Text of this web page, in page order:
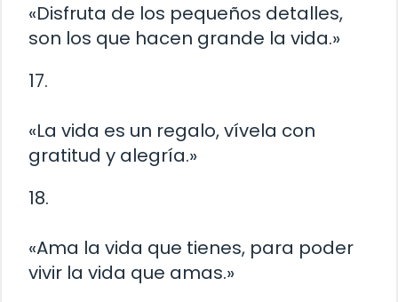
«Disfruta de los pequeños detalles,
son los que hacen grande la vida.»
17.
«La vida es un regalo, vívela con
gratitud y alegría.»
18.
«Ama la vida que tienes, para poder
vivir la vida que amas.»